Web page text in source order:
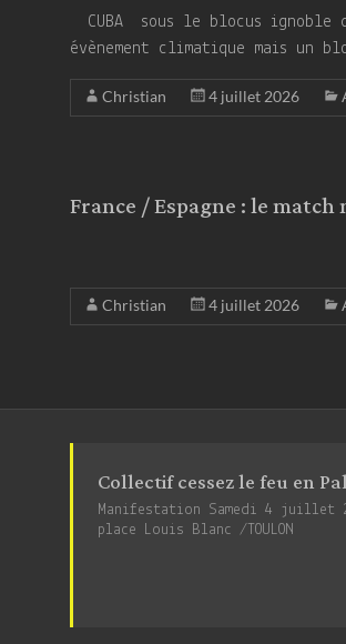
CUBA sous le blocus ignoble
évènement climatique mais un
Christian 4 juillet 2026
France / Espagne : le match
France / Espagne :
Christian 4 juillet 2026
Collectif cessez le feu en
Manifestation Samedi 4 juillet
place Louis Blanc /TOULON